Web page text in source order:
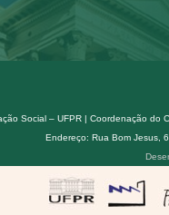
Social – UFPR | Coordenação do
Endereço: Rua Bom Jesus,